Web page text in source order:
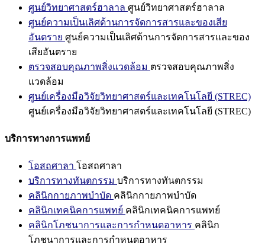
ศูนย์วิทยาศาสตร์ฮาลาล ศูนย์วิทยาศาสตร์ฮาลาล
ศูนย์ความเป็นเลิศด้านการจัดการสารและของเสีย
อันตราย ศูนย์ความเป็นเลิศด้านการจัดการสารและของ
เสียอันตราย
ตรวจสอบคุณภาพสิ่งแวดล้อม ตรวจสอบคุณภาพสิ่ง
แวดล้อม
ศูนย์เครื่องมือวิจัยวิทยาศาสตร์และเทคโนโลยี (STREC)
ศูนย์เครื่องมือวิจัยวิทยาศาสตร์และเทคโนโลยี (STREC)
บริการทางการแพทย์
โอสถศาลา โอสถศาลา
บริการทางทันตกรรม บริการทางทันตกรรม
คลินิกกายภาพบำบัด คลินิกกายภาพบำบัด
คลินิกเทคนิคการแพทย์ คลินิกเทคนิคการแพทย์
คลินิกโภชนาการและการกำหนดอาหาร คลินิก
โภชนาการและการกำหนดอาหาร